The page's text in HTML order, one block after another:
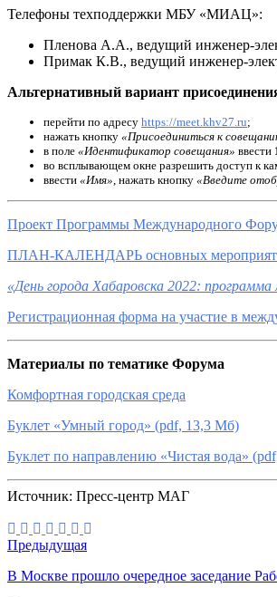
Телефоны техподдержки МБУ «МИАЦ»:
Пленова А.А., ведущий инженер-
Примак К.В., ведущий инженер-
Альтернативный вариант
перейти по адресу https://meet.khv27.ru;
нажать кнопку «Присоединиться к
в поле «Идентификатор совещания» ввести
во всплывающем окне разрешить доступ к
ввести «Имя», нажать кнопку «Введите
Проект Программы Международного
ПЛАН-КАЛЕНДАРЬ основных
«День города Хабаровска 2022:
Регистрационная форма на участие в
Материалы по тематике Форума
Комфортная городская среда
Буклет «Умный город» (pdf, 13,3 Мб)
Буклет по направлению «Чистая вода»
Источник: Пресс-центр МАГ
Предыдущая
В Москве прошло очередное заседание